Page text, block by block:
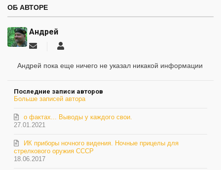
ОБ АВТОРЕ
Андрей
Подписаться
обновление
Андрей
Андрей пока еще ничего не указал никакой информации
Последние записи авторов
Больше записей автора
27.01.2021
о фактах... Выводы у каждого свои.
18.06.2017
ИК приборы ночного видения. Ночные прицелы для
стрелкового оружия СССР